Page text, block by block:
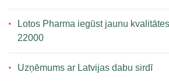
Lotos Pharma iegūst jaunu
22000
Uzņēmums ar Latvijas dabu sirdī